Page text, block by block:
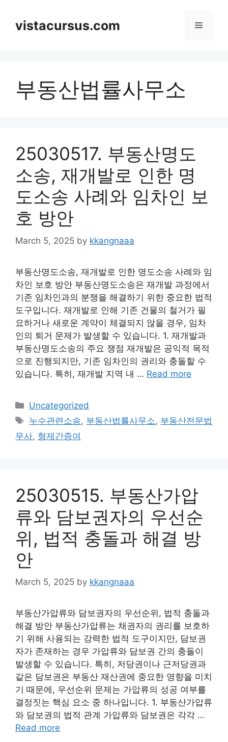
contentvistacursus.com Menu
부동산법률사무소
25030517. 부동산명도
소송, 재개발로 인한 명
도소송 사례와 임차인 보
호 방안
March 5, 2025 by kkangnaaa
부동산명도소송, 재개발로 인한 명도소송 사례와 임
차인 보호 방안 부동산명도소송은 재개발 과정에서
기존 임차인과의 분쟁을 해결하기 위한 중요한 법적
도구입니다. 재개발로 인해 기존 건물의 철거가 필
요하거나 새로운 계약이 체결되지 않을 경우, 임차
인의 퇴거 문제가 발생할 수 있습니다. 1. 재개발과
부동산명도소송의 주요 쟁점 재개발은 공익적 목적
으로 진행되지만, 기존 임차인의 권리와 충돌할 수
있습니다. 특히, 재개발 지역 내 … Read more
Categories
Uncategorized
Tags
누수관련소송, 부동산법률사무소, 부동산전문법
무사, 형제간증여
25030515. 부동산가압
류와 담보권자의 우선순
위, 법적 충돌과 해결 방
안
March 5, 2025 by kkangnaaa
부동산가압류와 담보권자의 우선순위, 법적 충돌과
해결 방안 부동산가압류는 채권자의 권리를 보호하
기 위해 사용되는 강력한 법적 도구이지만, 담보권
자가 존재하는 경우 가압류와 담보권 간의 충돌이
발생할 수 있습니다. 특히, 저당권이나 근저당권과
같은 담보권은 부동산 재산권에 중요한 영향을 미치
기 때문에, 우선순위 문제는 가압류의 성공 여부를
결정짓는 핵심 요소 중 하나입니다. 1. 부동산가압류
와 담보권의 법적 관계 가압류와 담보권은 각각 …
Read more